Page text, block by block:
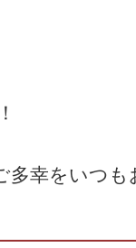
多幸をいつ